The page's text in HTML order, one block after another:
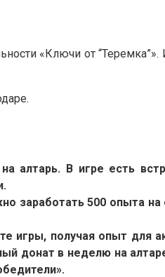
«Ключи от “Теремка”».
алтарь. В игре есть
заработать 500 опыта на
игры, получая опыт для
донат в неделю на